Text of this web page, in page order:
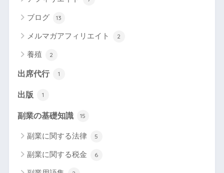
ブログ 13
メルマガアフィリエイト 2
養殖 2
出席代行 1
出版 1
副業の基礎知識 15
副業に関する法律 5
副業に関する税金 6